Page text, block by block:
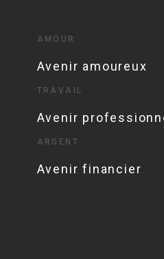
AMOUR
Avenir amoureux
TRAVAIL
Avenir
ARGENT
Avenir financier